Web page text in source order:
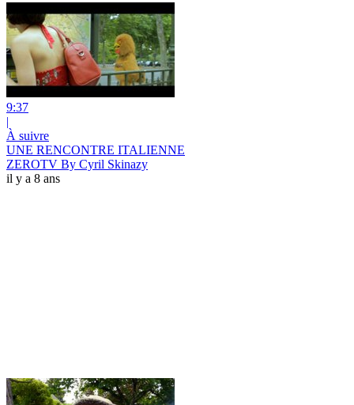
9:37
|
À suivre
UNE RENCONTRE ITALIENNE
ZEROTV By Cyril Skinazy
il y a 8 ans